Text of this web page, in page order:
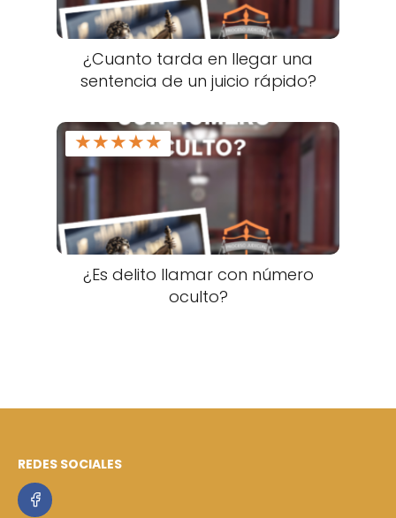
¿Cuanto tarda en llegar una
sentencia de un juicio rápido?
★★★★★
¿Es delito llamar con número
oculto?
REDES SOCIALES